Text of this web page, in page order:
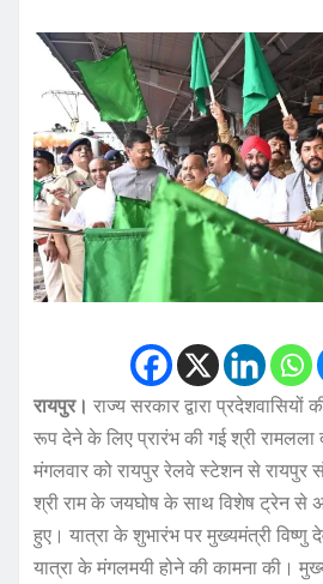
रायपुर। राज्य सरकार द्वारा
रूप देने के लिए प्रारंभ की गई श्री रामलला
मंगलवार को रायपुर रेलवे स्टेशन से रायपुर
श्री राम के जयघोष के साथ विशेष ट्रेन से
हुए। यात्रा के शुभारंभ पर मुख्यमंत्री विष्णु
यात्रा के मंगलमयी होने की कामना की।